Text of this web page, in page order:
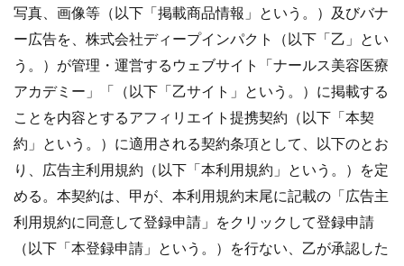
写真、画像等（以下「掲載商品情報」という。）及びバナ
ー広告を、株式会社ディープインパクト（以下「乙」とい
う。）が管理・運営するウェブサイト「ナールス美容医療
アカデミー」「（以下「乙サイト」という。）に掲載する
ことを内容とするアフィリエイト提携契約（以下「本契
約」という。）に適用される契約条項として、以下のとお
り、広告主利用規約（以下「本利用規約」という。）を定
める。本契約は、甲が、本利用規約末尾に記載の「広告主
利用規約に同意して登録申請」をクリックして登録申請
（以下「本登録申請」という。）を行ない、乙が承認した